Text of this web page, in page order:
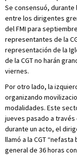
Se consensuó, durante
entre los dirigentes
del FMI para
representantes de la
representación de la
de la CGT no harán
viernes.
Por otro lado, la
organizando
modalidades. Este
jueves pasado a través
durante un acto, el
llamó a la CGT
general de 36 horas